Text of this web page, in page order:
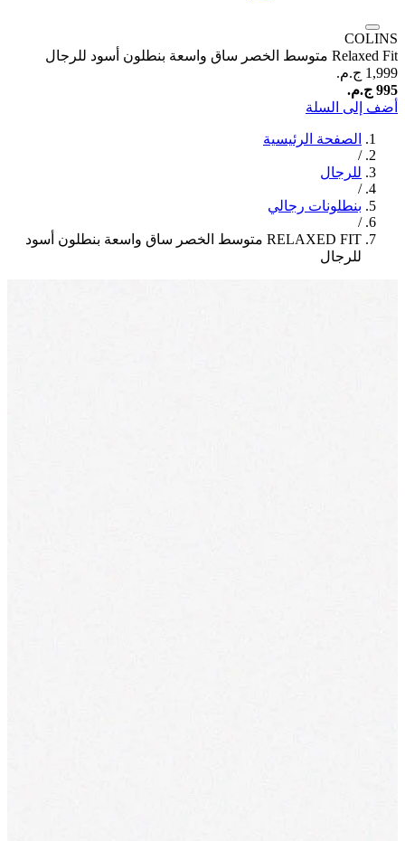
COLINS
Relaxed Fit متوسط الخصر ساق واسعة بنطلون أسود للرجال
1,999 ج.م.‏
995 ج.م.‏
أضف إلى السلة
الصفحة الرئيسية
/
للرجال
/
بنطلونات رجالي
/
RELAXED FIT متوسط الخصر ساق واسعة بنطلون أسود
للرجال